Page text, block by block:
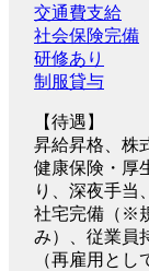
交通費支給
社会保険完備
研修あり
制服貸与
【待遇】
昇給昇格、株
健康保険・厚
り、深夜手当
社宅完備（※
み）、従業員
（再雇用とし